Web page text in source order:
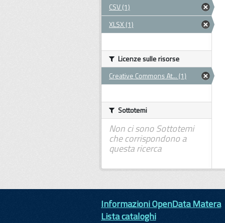
CSV (1)
XLSX (1)
Licenze sulle risorse
Creative Commons At... (1)
Sottotemi
Non ci sono Sottotemi
che corrispondono a
questa ricerca
Informazioni OpenData Matera
Lista cataloghi